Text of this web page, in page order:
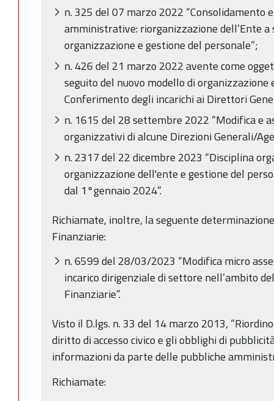
n. 325 del 07 marzo 2022
amministrative: riorganizzazione dell’Ente
organizzazione e gestione del personale”;
n. 426 del 21 marzo 2022 avente come
seguito del nuovo modello di organizzazione
Conferimento degli incarichi ai Direttori
n. 1615 del 28 settembre 2022 “Modifica e
organizzativi di alcune Direzioni Generali/
n. 2317 del 22 dicembre 2023 “Disciplina
organizzazione dell'ente e gestione del
dal 1°gennaio 2024”.
Richiamate, inoltre, la seguente
Finanziarie:
n. 6599 del 28/03/2023 “Modifica micro
incarico dirigenziale di settore nell’ambito
Finanziarie”.
Visto il D.lgs. n. 33 del 14 marzo 2013,
diritto di accesso civico e gli obblighi di
informazioni da parte delle pubbliche
Richiamate: